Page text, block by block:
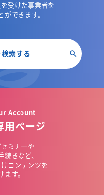
受けた事業者を
できます。
索する
Account
用ページ
ミナーや
きなど、
コンテンツを
ます。